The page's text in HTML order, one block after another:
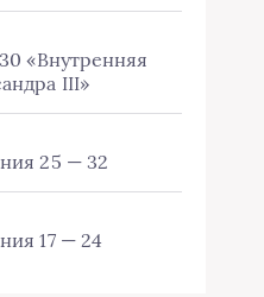
«Внутренняя
III»
25 — 32
17 — 24